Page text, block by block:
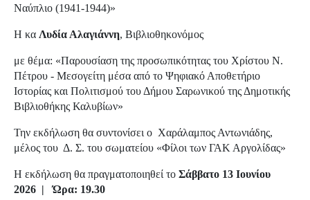
Ναύπλιο (1941-1944)»
Η κα Λυδία Αλαγιάννη, Βιβλιοθηκονόμος
με θέμα: «Παρουσίαση της προσωπικότητας του Χρίστου Ν.
Πέτρου - Μεσογείτη μέσα από το Ψηφιακό Αποθετήριο
Ιστορίας και Πολιτισμού του Δήμου Σαρωνικού της Δημοτικής
Βιβλιοθήκης Καλυβίων»
Την εκδήλωση θα συντονίσει ο Χαράλαμπος Αντωνιάδης,
μέλος του Δ. Σ. του σωματείου «Φίλοι των ΓΑΚ Αργολίδας»
Η εκδήλωση θα πραγματοποιηθεί το Σάββατο 13 Ιουνίου
2026 | Ώρα: 19.30